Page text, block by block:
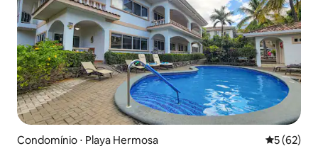
Condomínio ⋅ Playa Hermosa 5 de uma
5 (62)